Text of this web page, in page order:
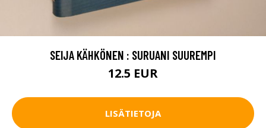
SEIJA KÄHKÖNEN : SURUANI SUUREMPI
12.5 EUR
LISÄTIETOJA